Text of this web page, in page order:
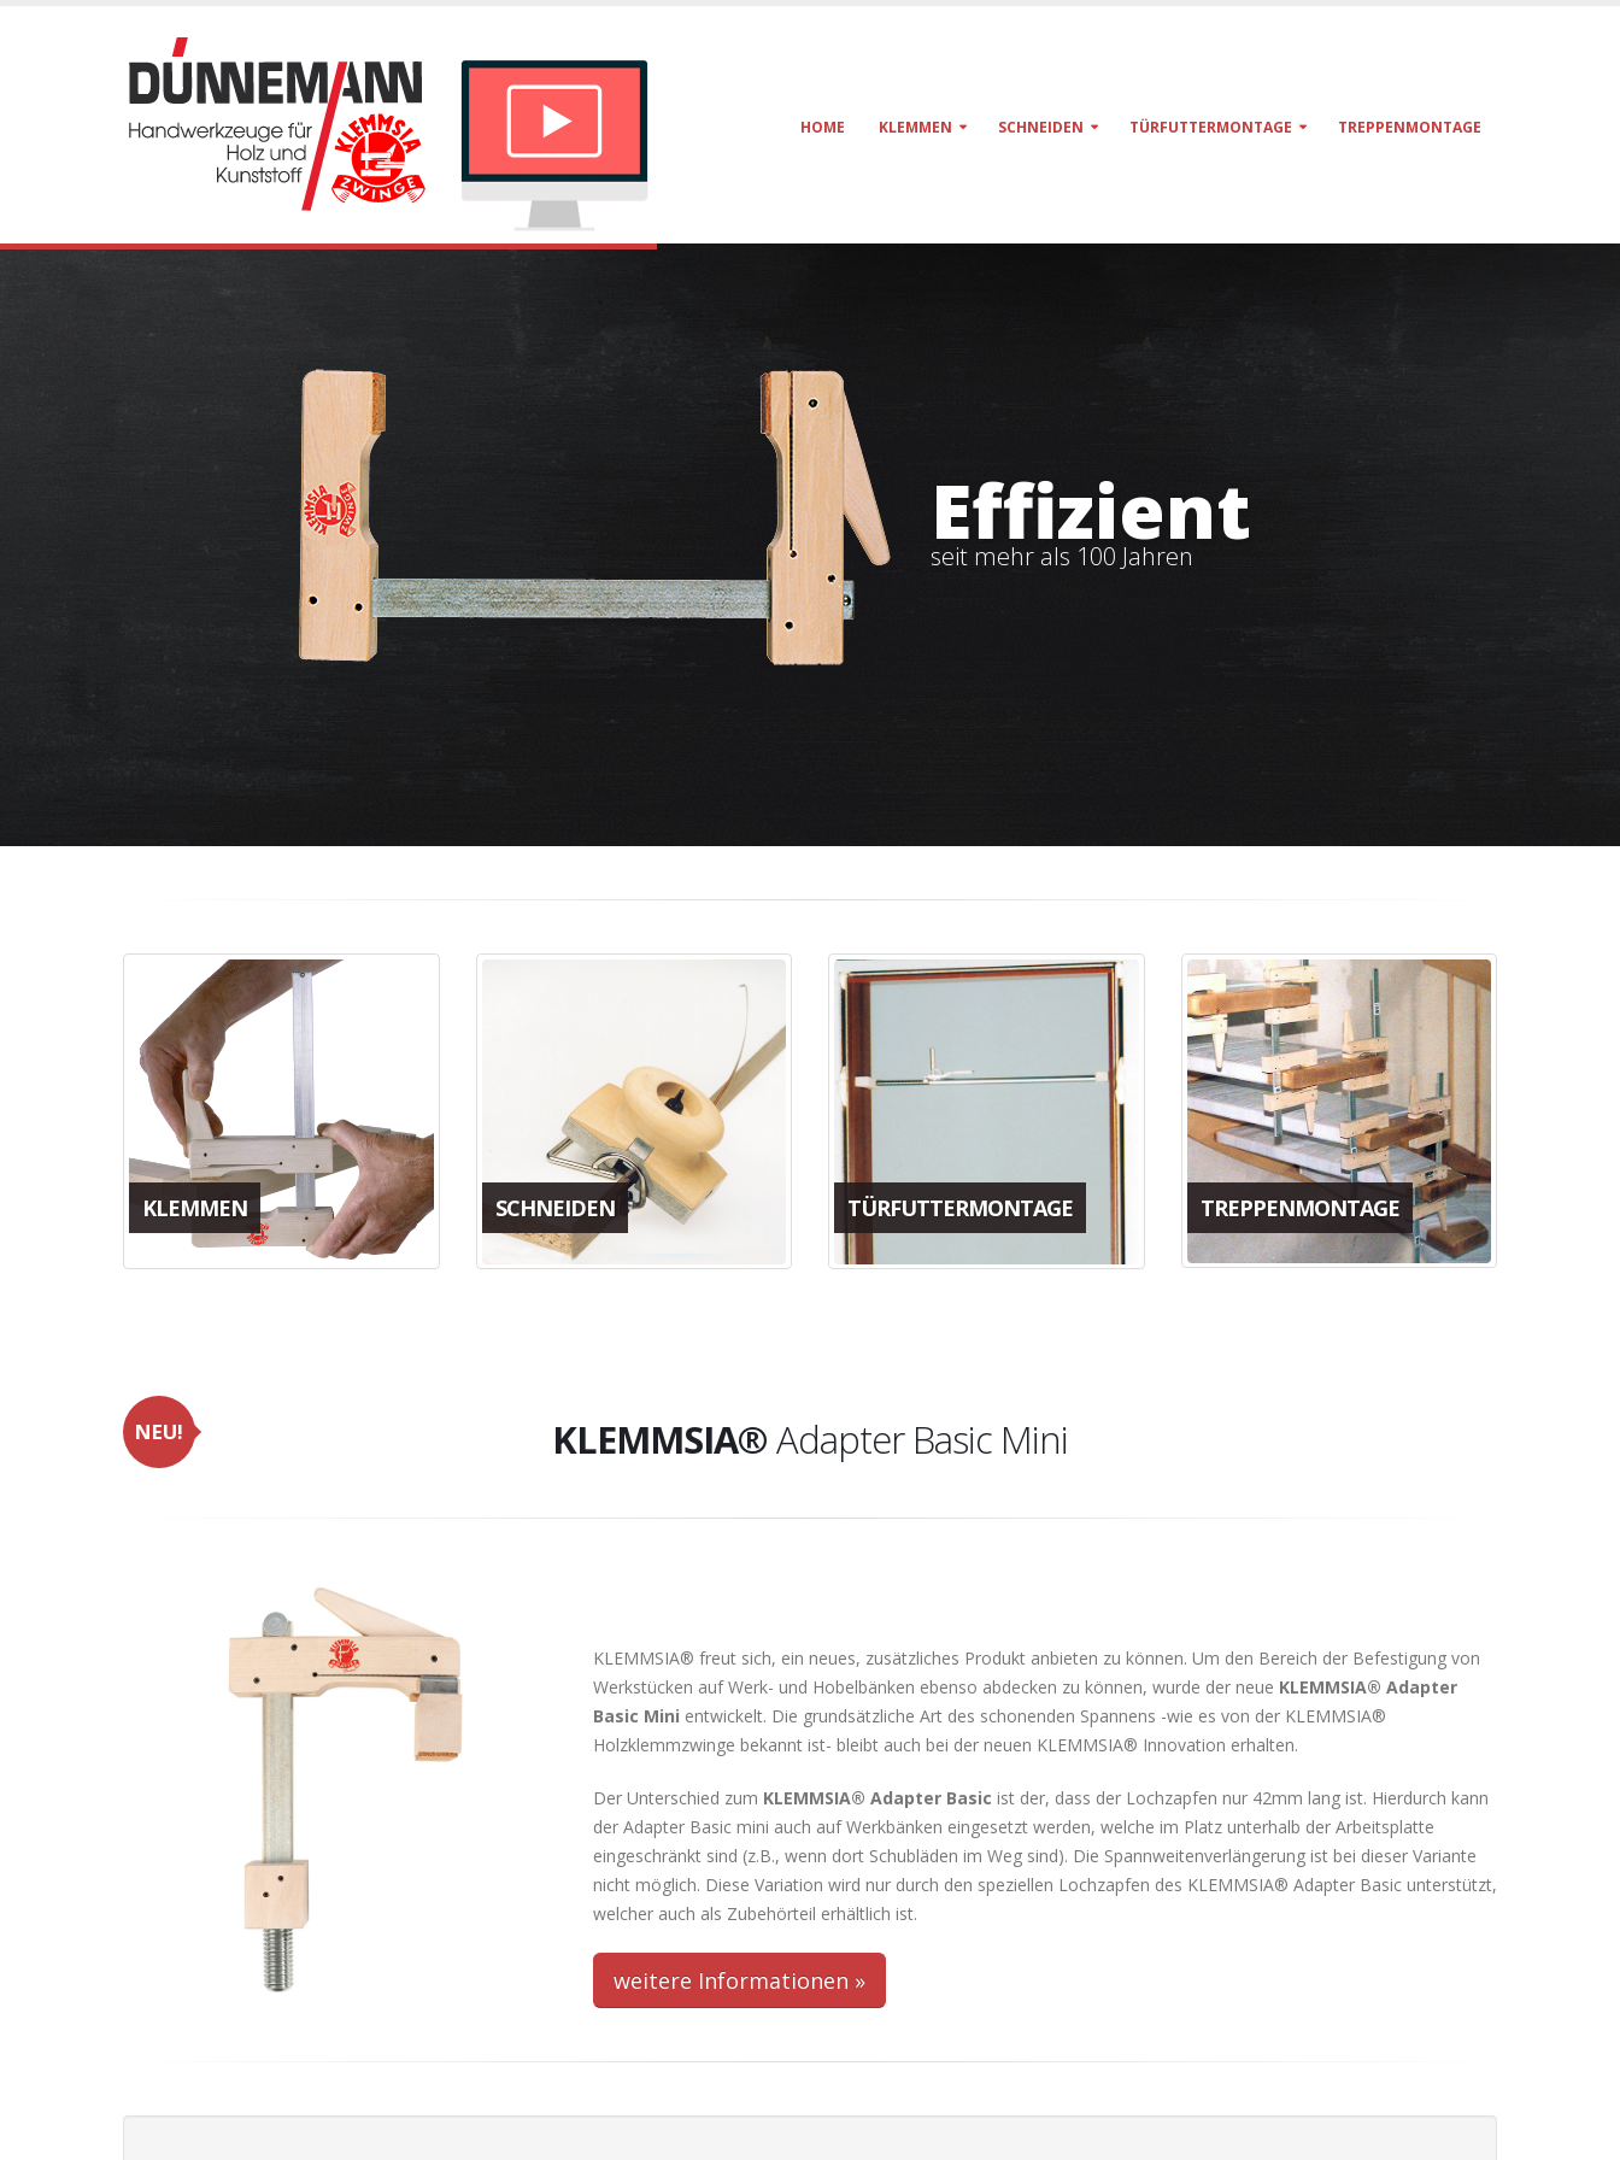
HOME KLEMMEN SCHNEIDEN TÜRFUTTERMONTAGE TREPPENMONTAGE
Effizient
seit mehr als 100 Jahren
KLEMMEN SCHNEIDEN TÜRFUTTERMONTAGE TREPPENMONTAGE
NEU! KLEMMSIA®Adapter Basic Mini
KLEMMSIA® freut sich, ein neues, zusätzliches Produkt anbieten zu können. Um den Bereich der Befestigung von
Werkstücken auf Werk- und Hobelbänken ebenso abdecken zu können, wurde der neue KLEMMSIA® Adapter
Basic Mini entwickelt. Die grundsätzliche Art des schonenden Spannens -wie es von der KLEMMSIA®
Holzklemmzwinge bekannt ist- bleibt auch bei der neuen KLEMMSIA® Innovation erhalten.
Der Unterschied zum KLEMMSIA® Adapter Basic ist der, dass der Lochzapfen nur 42mm lang ist. Hierdurch kann
der Adapter Basic mini auch auf Werkbänken eingesetzt werden, welche im Platz unterhalb der Arbeitsplatte
eingeschränkt sind (z.B., wenn dort Schubläden im Weg sind). Die Spannweitenverlängerung ist bei dieser Variante
nicht möglich. Diese Variation wird nur durch den speziellen Lochzapfen des KLEMMSIA® Adapter Basic unterstützt,
welcher auch als Zubehörteil erhältlich ist.
weitere Informationen »